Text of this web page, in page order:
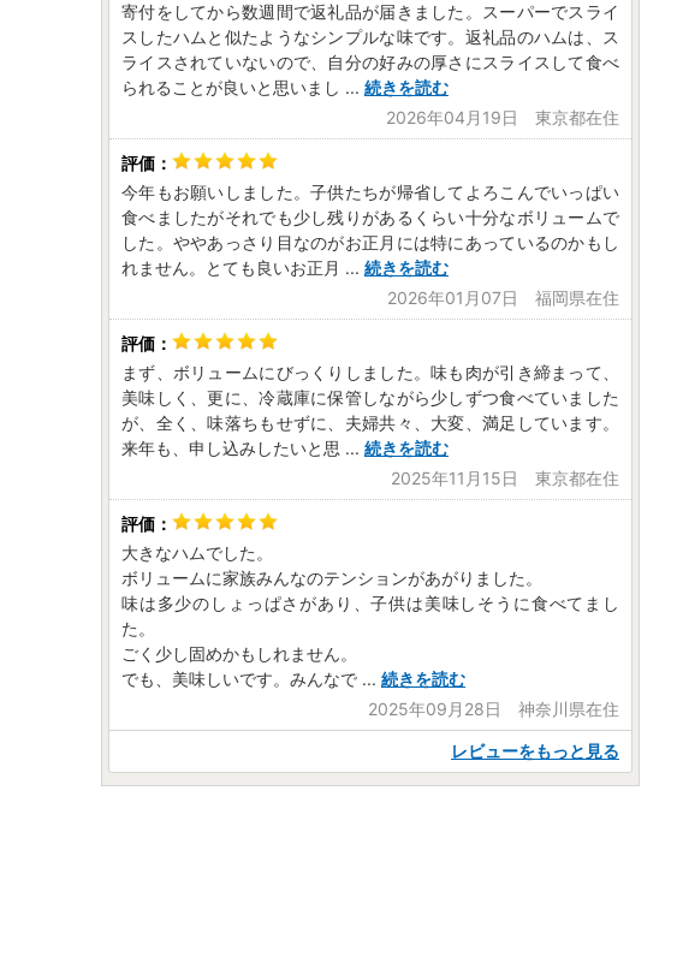
寄付をしてから数週間で返礼品が届きました。スーパーでスライ
スしたハムと似たようなシンプルな味です。返礼品のハムは、ス
ライスされていないので、自分の好みの厚さにスライスして食べ
られることが良いと思いまし ... 続きを読む
2026年04月19日 東京都在住
今年もお願いしました。子供たちが帰省してよろこんでいっぱい
食べましたがそれでも少し残りがあるくらい十分なボリュームで
した。ややあっさり目なのがお正月には特にあっているのかもし
れません。とても良いお正月 ... 続きを読む
2026年01月07日 福岡県在住
まず、ボリュームにびっくりしました。味も肉が引き締まって、
美味しく、更に、冷蔵庫に保管しながら少しずつ食べていました
が、全く、味落ちもせずに、夫婦共々、大変、満足しています。
来年も、申し込みしたいと思 ... 続きを読む
2025年11月15日 東京都在住
大きなハムでした。
ボリュームに家族みんなのテンションがあがりました。
味は多少のしょっぱさがあり、子供は美味しそうに食べてまし
た。
ごく少し固めかもしれません。
でも、美味しいです。みんなで ... 続きを読む
2025年09月28日 神奈川県在住
レビューをもっと見る